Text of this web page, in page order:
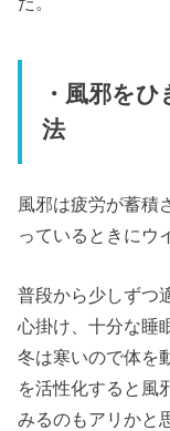
・風邪を
法
風邪は疲労が蓄積
っているときにウ
普段から少しずつ
心掛け、十分な睡
冬は寒いので体を
を活性化すると風
みるのもアリかと